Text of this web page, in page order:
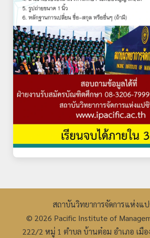
สถาบันวิทยาการจัดการแห่งแ
© 2026 Pacific Institute of
222/2 หมู่ 1 ตำบล บ้านต๋อม อำเภอ เมือ